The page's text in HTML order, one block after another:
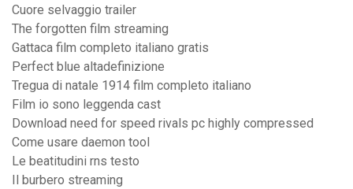
Cuore selvaggio trailer
The forgotten film streaming
Gattaca film completo italiano gratis
Perfect blue altadefinizione
Tregua di natale 1914 film completo italiano
Film io sono leggenda cast
Download need for speed rivals pc highly compressed
Come usare daemon tool
Le beatitudini rns testo
Il burbero streaming